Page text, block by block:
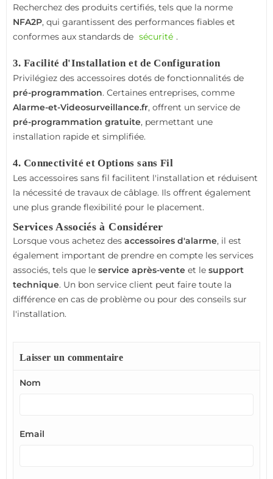
Recherchez des produits certifiés, tels que la norme
NFA2P, qui garantissent des performances fiables et
conformes aux standards de sécurité .
3. Facilité d'Installation et de Configuration
Privilégiez des accessoires dotés de fonctionnalités de
pré-programmation. Certaines entreprises, comme
Alarme-et-Videosurveillance.fr, offrent un service de
pré-programmation gratuite, permettant une
installation rapide et simplifiée.
4. Connectivité et Options sans Fil
Les accessoires sans fil facilitent l'installation et réduisent
la nécessité de travaux de câblage. Ils offrent également
une plus grande flexibilité pour le placement.
Services Associés à Considérer
Lorsque vous achetez des accessoires d'alarme, il est
également important de prendre en compte les services
associés, tels que le service après-vente et le support
technique. Un bon service client peut faire toute la
différence en cas de problème ou pour des conseils sur
l'installation.
Laisser un commentaire
Nom
Email